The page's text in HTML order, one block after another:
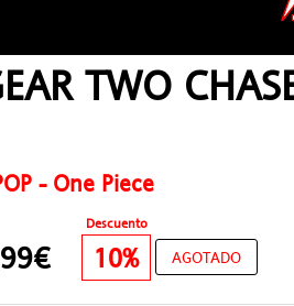
TWO
- One Piece
Descuento
10% AGOTADO